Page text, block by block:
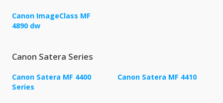
Canon ImageClass MF
4890 dw
Canon Satera Series
Canon Satera MF 4400
Series
Canon Satera MF 4410